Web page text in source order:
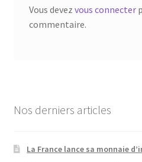
Vous devez vous connecter
commentaire.
Nos derniers articles
La France lance sa monnaie